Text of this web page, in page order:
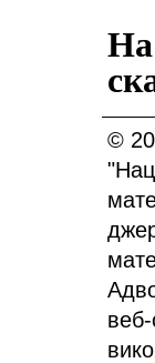
На
©
веб-